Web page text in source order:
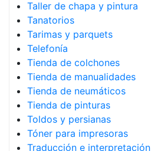
Taller de chapa y pintura
Tanatorios
Tarimas y parquets
Telefonía
Tienda de colchones
Tienda de manualidades
Tienda de neumáticos
Tienda de pinturas
Toldos y persianas
Tóner para impresoras
Traducción e interpretación